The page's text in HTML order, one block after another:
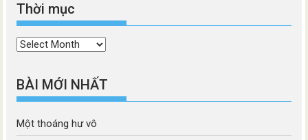
Thời mục
Thời
BÀI MỚI NHẤT
Một thoáng hư vô